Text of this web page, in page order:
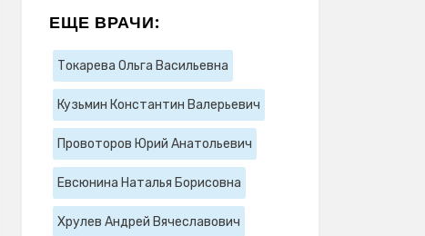
ЕЩЕ ВРАЧИ:
Токарева Ольга Васильевна
Кузьмин Константин Валерьевич
Провоторов Юрий Анатольевич
Евсюнина Наталья Борисовна
Хрулев Андрей Вячеславович